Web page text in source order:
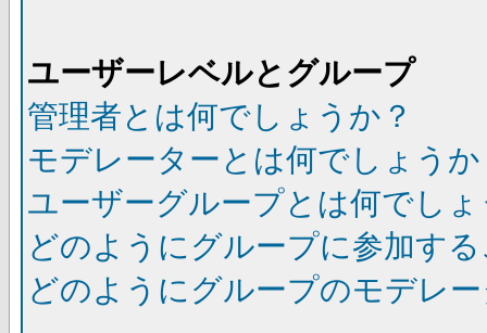
ユーザーレベルとグループ
管理者とは何でしょうか？
モデレーターとは何でしょうか
ユーザーグループとは何でし
どのようにグループに参加す
どのようにグループのモデレ